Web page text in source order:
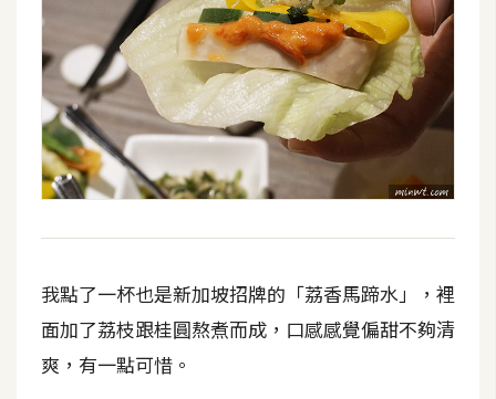
免
費
圖
示
型
我點了一杯也是新加坡招牌的「荔香馬蹄水」，裡
面加了荔枝跟桂圓熬煮而成，口感感覺偏甜不夠清
爽，有一點可惜。